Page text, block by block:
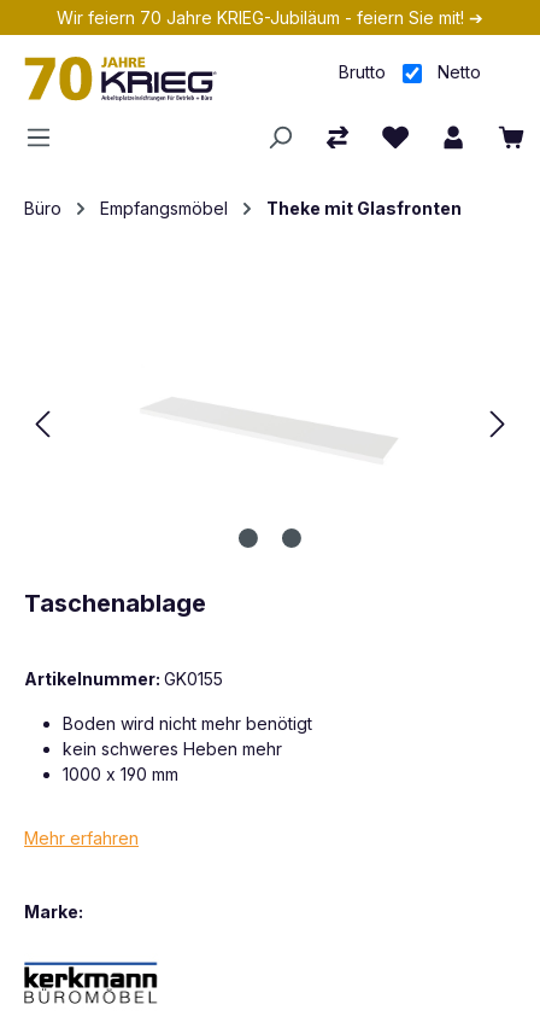
Zum Hauptinhalt springen
Wir feiern 70 Jahre KRIEG-Jubiläum - feiern Sie mit! ➔
Brutto Netto
Büro Empfangsmöbel Theke mit Glasfronten
Taschenablage
Artikelnummer: GK0155
Boden wird nicht mehr benötigt
kein schweres Heben mehr
1000 x 190 mm
Mehr erfahren
Marke: